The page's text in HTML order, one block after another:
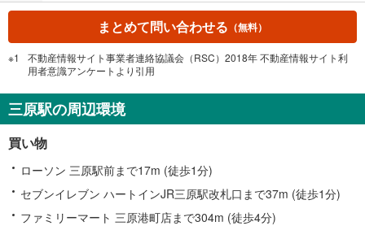
まとめて問い合わせる （無料）
不動産情報サイト事業者連絡協議会（RSC）2018年 不動産情報サイト利
用者意識アンケートより引用
三原駅の周辺環境
買い物
ローソン 三原駅前まで17m (徒歩1分)
セブンイレブン ハートインJR三原駅改札口まで37m (徒歩1分)
ファミリーマート 三原港町店まで304m (徒歩4分)